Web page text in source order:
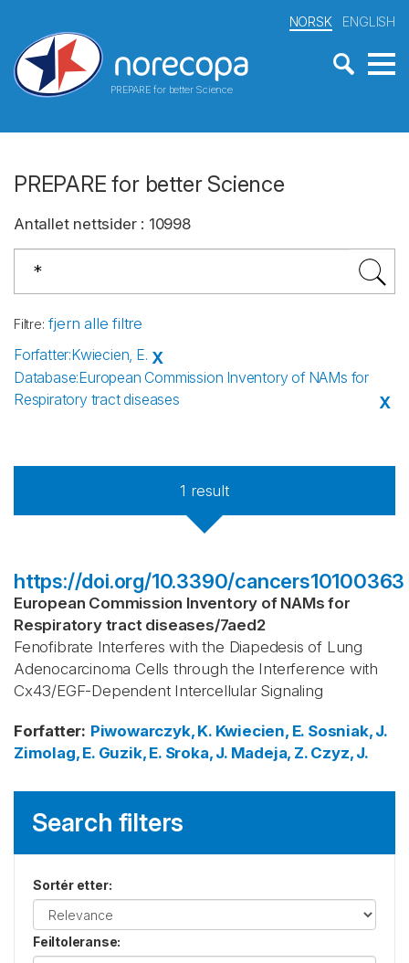
PREPARE for better Science
NORSK ENGLISH
PREPARE for better Science
Antallet nettsider: 10998
Filtre: fjern alle filtre
Forfatter:Kwiecien, E. X
Database:European Commission Inventory of NAMs for
Respiratory tract diseases
X
1 result
https://doi.org/10.3390/cancers10100363
European Commission Inventory of NAMs for
Respiratory tract diseases/7aed2
Fenofibrate Interferes with the Diapedesis of Lung
Adenocarcinoma Cells through the Interference with
Cx43/EGF-Dependent Intercellular Signaling
Forfatter: Piwowarczyk, K. Kwiecien, E. Sosniak, J.
Zimolag, E. Guzik, E. Sroka, J. Madeja, Z. Czyz, J.
Search filters
Sortér etter:
Feiltoleranse: